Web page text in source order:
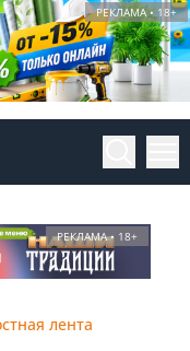
РЕКЛАМА • 18+
РЕКЛАМА • 18+
лента